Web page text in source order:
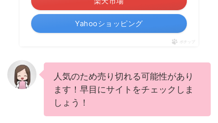
Yahooショッピング
ポチップ
人気のため売り切れる可能性があり
ます！早目にサイトをチェックしま
しょう！